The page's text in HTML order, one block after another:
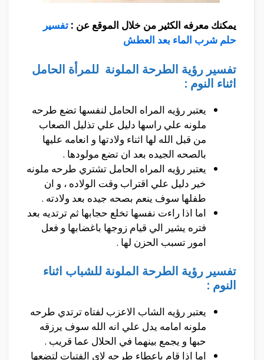
يمكنك معرفه الكثير من خلال الموقع عن : تفسير
حلم شرب الماء بعد العطش
تفسير رؤية الطرحة الملونة للمرأة الحامل
اثناء النوم :
يعتبر رؤيه المراه الحامل لنفسها تضع طرحه
ملونه علي راسها دليل علي تذليل الصعاب
من قبل الله لها اثناء ولادتها و انعامه عليها
بالصحه الجيده بعد ان تضع مولودها .
يعتبر رؤيه المراه الحامل تشتري طرحه ملونه
خير دليل علي اقتراب وقت الولاده ، و ان
طفلها سوف ينعم بصحه جيده بعد ولادته .
اما اذا راءت نفسها تخلع حجابها ثم ترتديه بعد
فتره يشير الي قيام زوجها باغضابها و فعل
امور تسبب الحزن لها .
تفسير رؤية الطرحة الملونة للشباب اثناء
النوم :
يعتبر رؤيه الشاب الاعزب لفتاه ترتدي طرحه
ملونه امامه يدل علي انه الله سوف يرزقه
حبها و يجمع بينهما في الحلال عما قريب .
اما اذا قام باعطاء طرحه لاي الفتيات لتضعها